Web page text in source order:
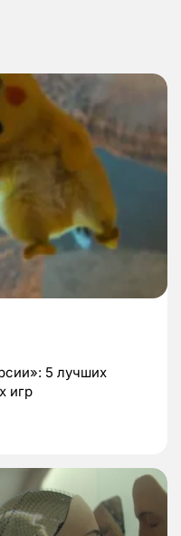
5 лучших
игр